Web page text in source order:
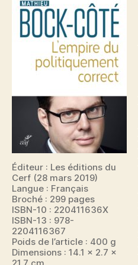
Éditeur : Les éditions du
Cerf (28 mars 2019)
Langue : Français
Broché : 299 pages
ISBN-10 : 220411636X
ISBN-13 : 978-
2204116367
Poids de l’article : 400 g
Dimensions : 14.1 x 2.7 x